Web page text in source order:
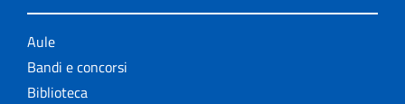
Aule
Bandi e concorsi
Biblioteca